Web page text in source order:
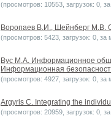
(просмотров: 10553, загрузок: 0,
Воропаев В.И., Шейнберг
(просмотров: 5423, загрузок: 0, за
Вус М.А. Информационное
Информационная
(просмотров: 4927, загрузок: 0, за
Argyris C. Integrating the
(просмотров: 20959, загрузок: 0,